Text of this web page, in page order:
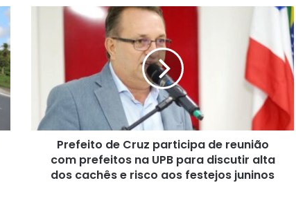
Prefeito
reunião
com
prefeitos
na
discutir
Prefeito de Cruz participa de reunião
com prefeitos na UPB para discutir alta
dos cachês e risco aos festejos juninos